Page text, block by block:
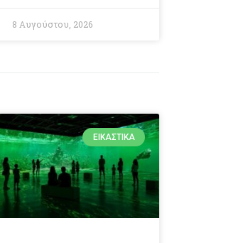
8 Αυγούστου, 2026
ΕΙΚΑΣΤΙΚΆ